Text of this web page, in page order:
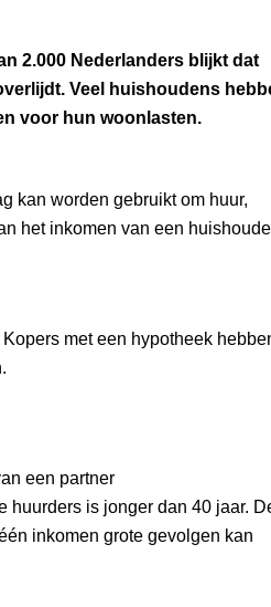
2.000 Nederlanders blijkt dat
Veel huishoudens
voor hun woonlasten.
kan worden gebruikt om huur,
het inkomen van een
met een hypotheek
een partner
huurders is jonger dan 40 jaar.
inkomen grote gevolgen kan